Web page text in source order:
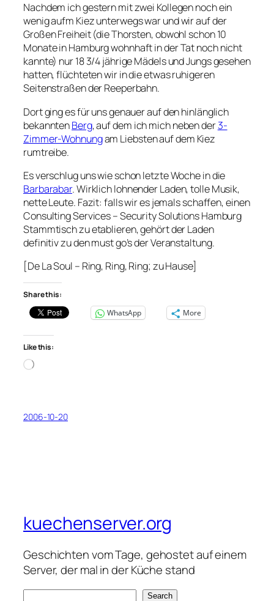
Nachdem ich gestern mit zwei Kollegen noch ein
wenig aufm Kiez unterwegs war und wir auf der
Großen Freiheit (die Thorsten, obwohl schon 10
Monate in Hamburg wohnhaft in der Tat noch nicht
kannte) nur 18 3/4 jährige Mädels und Jungs gesehen
hatten, flüchteten wir in die etwas ruhigeren
Seitenstraßen der Reeperbahn.
Dort ging es für uns genauer auf den hinlänglich
bekanntenBerg, auf dem ich mich neben der3-
Zimmer-Wohnungam Liebsten auf dem Kiez
rumtreibe.
Es verschlug uns wie schon letzte Woche in die
Barbarabar. Wirklich lohnender Laden, tolle Musik,
nette Leute. Fazit: falls wir es jemals schaffen, einen
Consulting Services – Security Solutions Hamburg
Stammtisch zu etablieren, gehört der Laden
definitiv zu den must go’s der Veranstaltung.
[De La Soul – Ring, Ring, Ring; zu Hause]
Share this:
WhatsApp
More
Like this:
Loading…
2006-10-20
kuechenserver.org
Geschichten vom Tage, gehostet auf einem
Server, der mal in der Küche stand
Search